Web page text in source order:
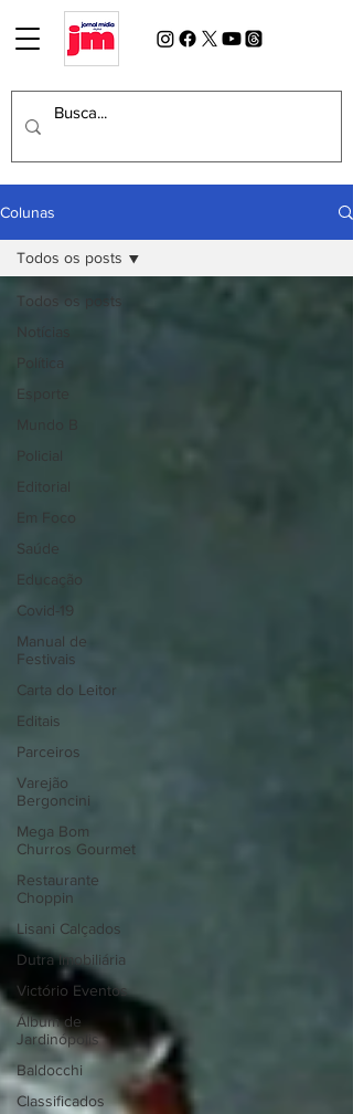
Colunas
Todos os posts
Esporte
Editorial
Em Foco
Saúde
Educação
Covid-19
Manual de
Festivais
Carta do Leitor
Editais
Parceiros
Varejão
Bergoncini
Mega Bom
Churros Gourmet
Restaurante
Choppin
Lisani Calçados
Dutra Imobiliária
Victório Eventos
Álbum de
Jardinópolis
Baldocchi
Classificados
Todos os posts